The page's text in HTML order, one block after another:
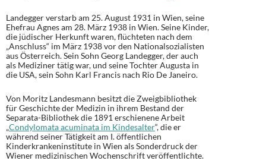
Landegger verstarb am 25. August 1931 in Wien, seine
Ehefrau Agnes am 28. März 1938 in Wien. Seine Kinder,
die jüdischer Herkunft waren, flüchteten nach dem
„Anschluss“ im März 1938 vor den Nationalsozialisten
aus Österreich. Sein Sohn Georg Landegger, der auch
als Mediziner tätig war, und seine Tochter Augusta in
die USA, sein Sohn Karl Francis nach Rio De Janeiro.
Von Moritz Landesmann besitzt die Zweigbibliothek
für Geschichte der Medizin in ihrem Bestand der
Separata-Bibliothek die 1891 erschienene Arbeit
„Condylomata acuminata im Kindesalter“, die er
während seiner Tätigkeit am I. öffentlichen
Kinderkrankeninstitute in Wien als Sonderdruck der
Wiener medizinischen Wochenschrift veröffentlichte.